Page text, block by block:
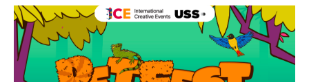
acara ini akan berlangsung selama tiga hari penuh, yaitu pada 2
hingga 4 Mei 2025. Diselenggarakan oleh Parentstory dan […]